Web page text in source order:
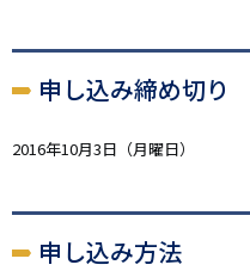
申し込み締め切り
2016年10月3日（月曜日）
申し込み方法